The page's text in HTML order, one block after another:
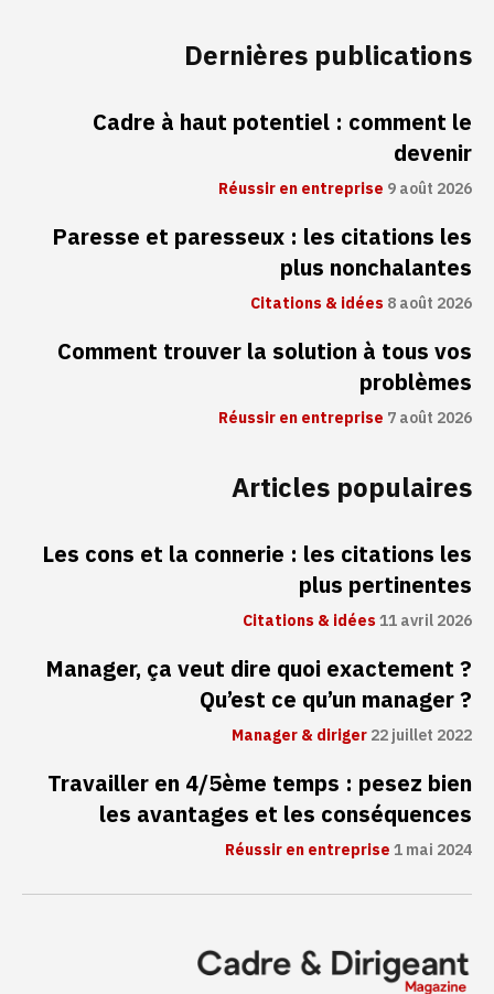
Dernières publications
Cadre à haut potentiel : comment le
devenir
Réussir en entreprise 9 août 2026
Paresse et paresseux : les citations les
plus nonchalantes
Citations & idées8 août 2026
Comment trouver la solution à tous vos
problèmes
Réussir en entreprise 7 août 2026
Articles populaires
Les cons et la connerie : les citations les
plus pertinentes
Citations & idées11 avril 2026
Manager, ça veut dire quoi exactement ?
Qu’est ce qu’un manager ?
Manager & diriger22 juillet 2022
Travailler en 4/5ème temps : pesez bien
les avantages et les conséquences
Réussir en entreprise1 mai 2024